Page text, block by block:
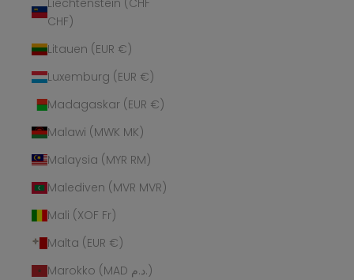
CHF)
Litauen (EUR €)
Luxemburg (EUR €)
Madagaskar (EUR €)
Malawi (MWK MK)
Malaysia (MYR RM)
Malediven (MVR MVR)
Mali (XOF Fr)
Malta (EUR €)
Marokko (MAD د.م.)